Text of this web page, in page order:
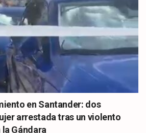
en Santander: dos
arrestada tras un violento
Gándara